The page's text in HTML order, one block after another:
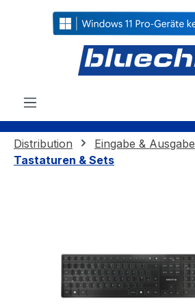
springen
Distribution
Eingabe & Ausgabe
Tastaturen & Sets